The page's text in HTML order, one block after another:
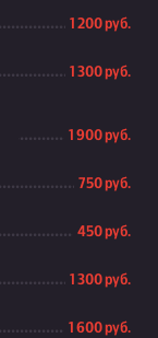
1 200 руб.
1 300 руб.
1 900 руб.
750 руб.
450 руб.
1 300 руб.
1 600 руб.